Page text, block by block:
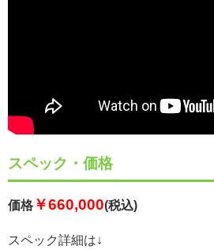
スペック・価格
価格 ￥660,000(税込)
スペック詳細は↓